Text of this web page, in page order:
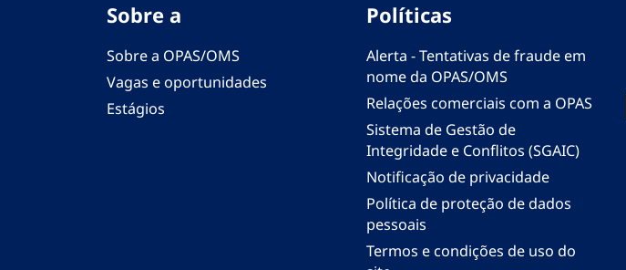
Sobre a
Sobre a OPAS/OMS
Vagas e oportunidades
Estágios
Políticas
Alerta - Tentativas de fraude em
nome da OPAS/OMS
Relações comerciais com a OPAS
Sistema de Gestão de
Integridade e Conflitos (SGAIC)
Notificação de privacidade
Política de proteção de dados
pessoais
Termos e condições de uso do